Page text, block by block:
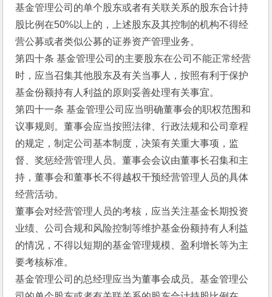
基金管理公司的单个股东或者有关联关系的股东合计持
股比例在50%以上的，上述股东及其控制的机构不得经
营公募或者类似公募的证券资产管理业务。
第四十条 基金管理公司的主要股东在公司不能正常经营
时，应当召集其他股东及有关当事人，按照有利于保护
基金份额持有人利益的原则妥善处理有关事宜。
第四十一条 基金管理公司应当明确董事会的职权范围和
议事规则。董事会应当按照法律、行政法规和公司章程
的规定，制定公司基本制度，决策有关重大事项，监
督、奖惩经营管理人员。董事会会议由董事长召集和主
持，董事会和董事长不得越权干预经营管理人员的具体
经营活动。
董事会对经营管理人员的考核，应当关注基金长期投资
业绩、公司合规和风险控制等维护基金份额持有人利益
的情况，不得以短期的基金管理规模、盈利增长等为主
要考核标准。
基金管理公司的总经理应当为董事会成员。基金管理公